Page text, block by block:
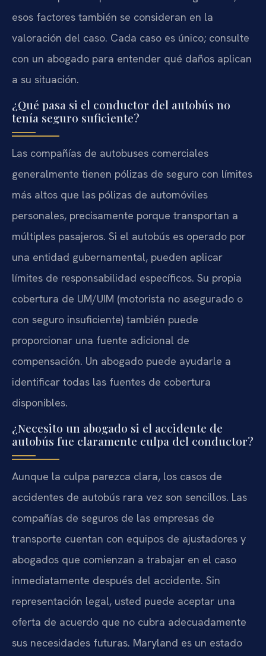
esos factores también se consideran en la
valoración del caso. Cada caso es único; consulte
con un abogado para entender qué daños aplican
a su situación.
¿Qué pasa si el conductor del autobús no
tenía seguro suficiente?
Las compañías de autobuses comerciales
generalmente tienen pólizas de seguro con límites
más altos que las pólizas de automóviles
personales, precisamente porque transportan a
múltiples pasajeros. Si el autobús es operado por
una entidad gubernamental, pueden aplicar
límites de responsabilidad específicos. Su propia
cobertura de UM/UIM (motorista no asegurado o
con seguro insuficiente) también puede
proporcionar una fuente adicional de
compensación. Un abogado puede ayudarle a
identificar todas las fuentes de cobertura
disponibles.
¿Necesito un abogado si el accidente de
autobús fue claramente culpa del conductor?
Aunque la culpa parezca clara, los casos de
accidentes de autobús rara vez son sencillos. Las
compañías de seguros de las empresas de
transporte cuentan con equipos de ajustadores y
abogados que comienzan a trabajar en el caso
inmediatamente después del accidente. Sin
representación legal, usted puede aceptar una
oferta de acuerdo que no cubra adecuadamente
sus necesidades futuras. Maryland es un estado